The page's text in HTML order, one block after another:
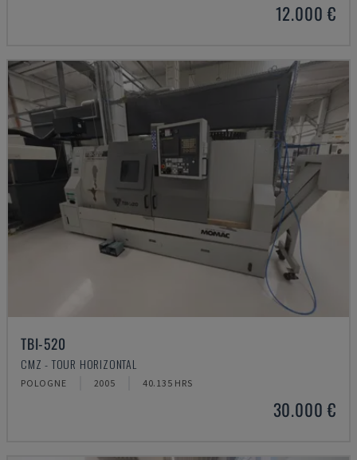
12.000 €
TBI-520
CMZ - TOUR HORIZONTAL
POLOGNE 2005 40.135 HRS
30.000 €